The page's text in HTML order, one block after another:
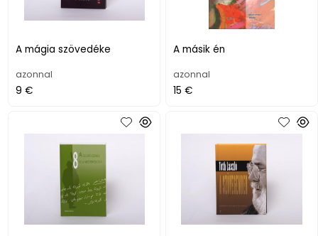
A mágia szövedéke
azonnal
9 €
A másik én
azonnal
15 €